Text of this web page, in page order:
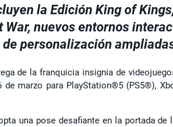
la Edición King of
nuevos entornos
personalización
de la franquicia insignia de
marzo para PlayStation®5 (PS5®),
una pose desafiante en la portada de